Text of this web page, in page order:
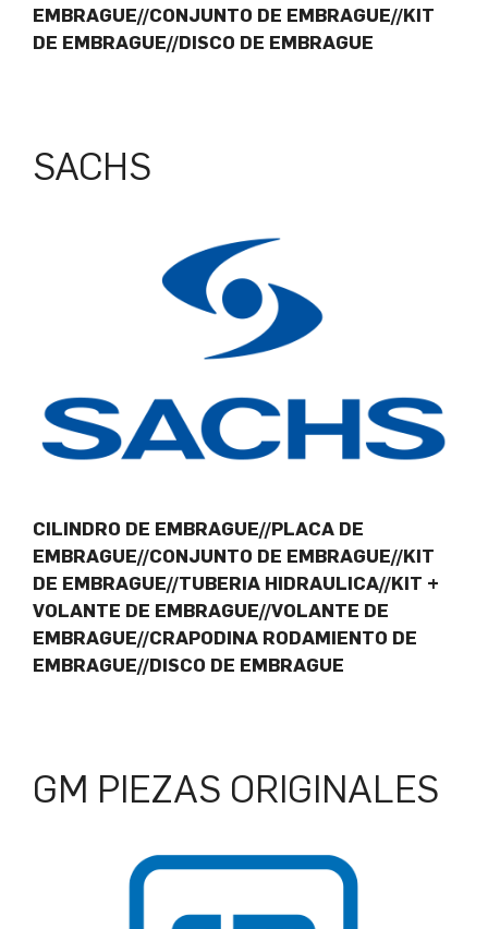
EMBRAGUE//CONJUNTO DE EMBRAGUE//KIT
DE EMBRAGUE//DISCO DE EMBRAGUE
SACHS
CILINDRO DE EMBRAGUE//PLACA DE
EMBRAGUE//CONJUNTO DE EMBRAGUE//KIT
DE EMBRAGUE//TUBERIA HIDRAULICA//KIT +
VOLANTE DE EMBRAGUE//VOLANTE DE
EMBRAGUE//CRAPODINA RODAMIENTO DE
EMBRAGUE//DISCO DE EMBRAGUE
GM PIEZAS ORIGINALES